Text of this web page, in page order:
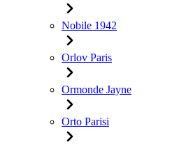
Nobile 1942
Orlov Paris
Ormonde Jayne
Orto Parisi